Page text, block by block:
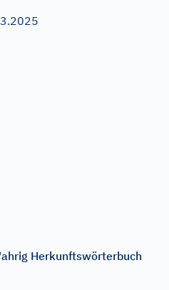
Herkunftswörterbuch